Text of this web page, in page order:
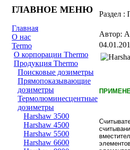
ГЛАВНОЕ МЕНЮ
Главная
О нас
Termo
О корпорации Thermo
Продукция Thermo
Поисковые дозиметры
Прямопоказывающие
дозиметры
Термолюминесцентные
дозиметры
Harshaw 3500
Harshaw 4500
Harshaw 5500
Harshaw 6600
Раздел :
Автор: